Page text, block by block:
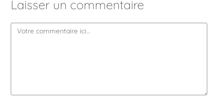
Laisser un commentaire